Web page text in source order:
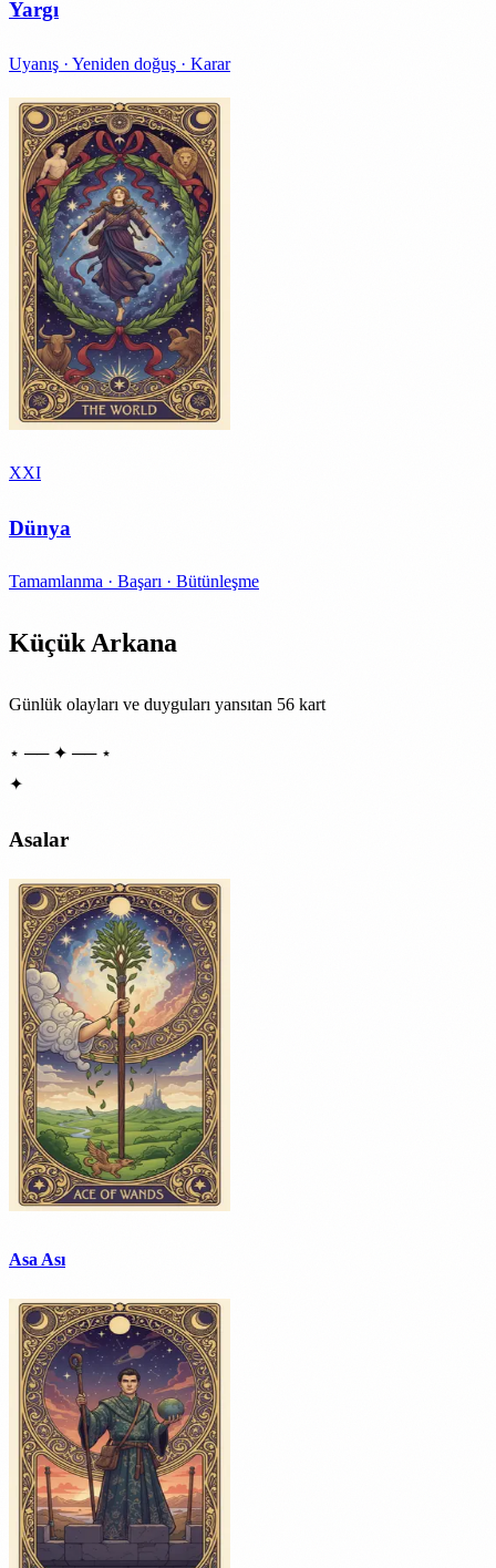
Yargı
Uyanış · Yeniden doğuş · Karar
XXI
Dünya
Tamamlanma · Başarı · Bütünleşme
Küçük Arkana
Günlük olayları ve duyguları yansıtan 56 kart
⋆ ── ✦ ── ⋆
✦
Asalar
Asa Ası